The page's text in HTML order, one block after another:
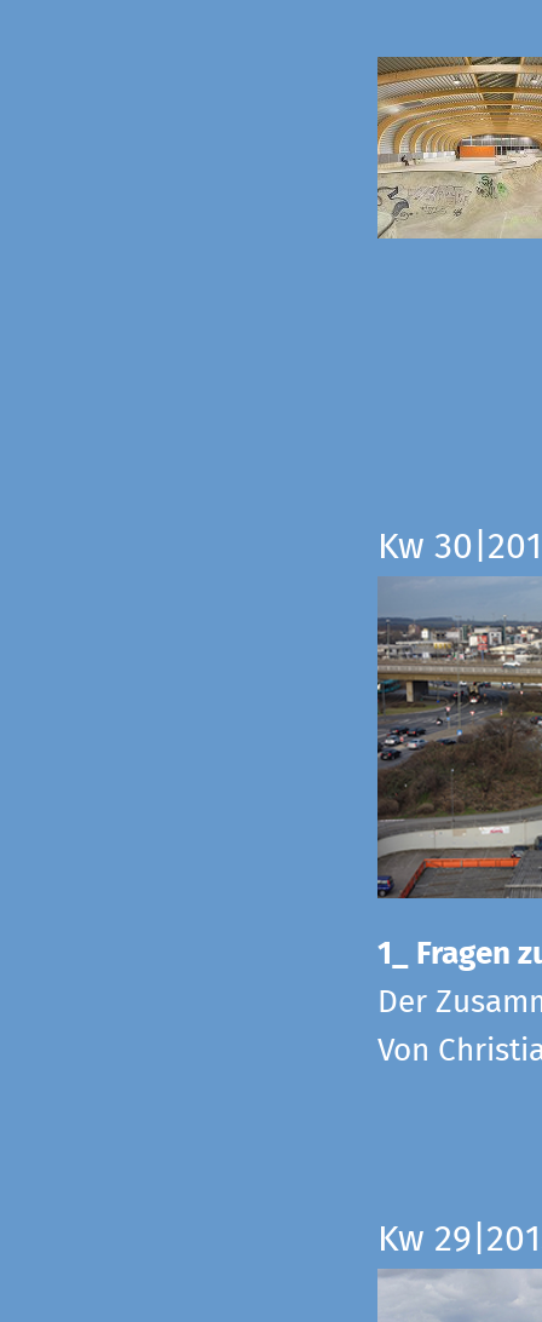
Kw
1_ Fragen
Der
Von
Kw